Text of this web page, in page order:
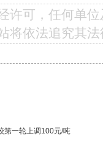
许可，任何单
将依法追究其
第一轮上调100元/吨